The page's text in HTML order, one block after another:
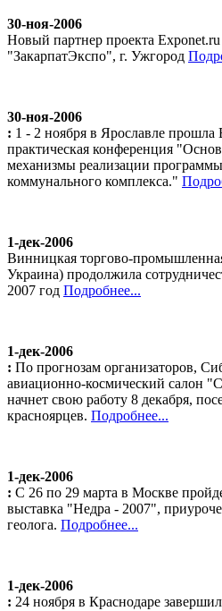
30-ноя-2006
Новый партнер проекта
"ЗакарпатЭкспо", г. Ужгород
30-ноя-2006
: 1 - 2 ноября в Ярославле прошла
практическая конференция
механизмы реализации
коммунального комплекса."
1-дек-2006
Винницкая торгово-
Украина) продолжила
2007 год Подробнее...
1-дек-2006
: По прогнозам организаторов,
авиационно-космический салон
начнет свою работу 8 декабря,
красноярцев. Подробнее...
1-дек-2006
: С 26 по 29 марта в Москве
выставка "Недра - 2007",
геолога. Подробнее...
1-дек-2006
: 24 ноября в Краснодаре